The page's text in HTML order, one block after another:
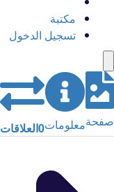
مكتبة
تسجيل الدخول
صفحةمعلومات0العلاقات